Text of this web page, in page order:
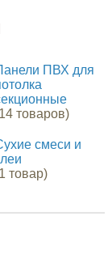
ПВХ для
товаров)
смеси и
товар)